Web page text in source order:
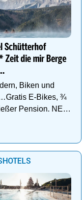
Schütterhof
die mir Berge
Biken und
E-Bikes, ¾
Pension. NEU: